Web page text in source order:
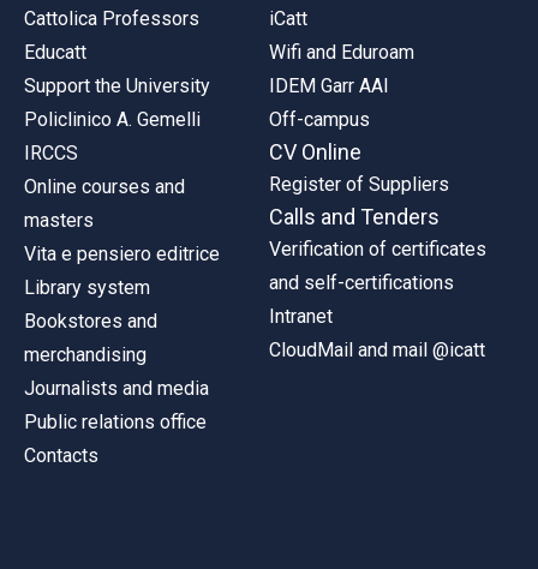
Cattolica Professors
Educatt
Support the University
Policlinico A. Gemelli
IRCCS
Online courses and
masters
Vita e pensiero editrice
Library system
Bookstores and
merchandising
Journalists and media
Public relations office
Contacts
iCatt
Wifi and Eduroam
IDEM Garr AAI
Off-campus
CV Online
Register of Suppliers
Calls and Tenders
Verification of certificates
and self-certifications
Intranet
CloudMail and mail @icatt